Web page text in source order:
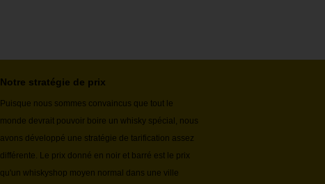
Notre stratégie de prix
Puisque nous sommes convaincus que tout le
monde devrait pouvoir boire un whisky spécial, nous
avons développé une stratégie de tarification assez
différente. Le prix donné en noir et barré est le prix
qu'un whiskyshop moyen normal dans une ville